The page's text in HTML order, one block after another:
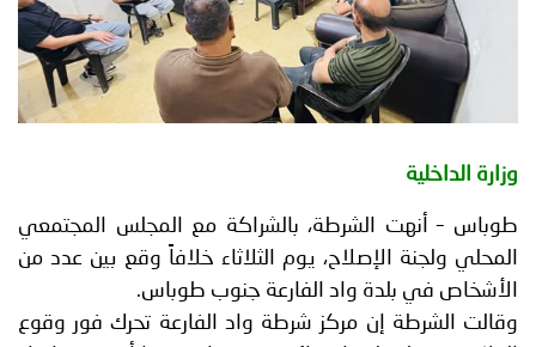
وفيديو
مجلة
الأمانة
إعلانات
من
نحن
اتصل
أنهت الشرطة، بالشراكة مع المجلس المجتمعي
الإصلاح، يوم الثلاثاء خلافاً وقع بين عدد من
في بلدة واد الفارعة جنوب طوباس.
إن مركز شرطة واد الفارعة تحرك فور وقوع